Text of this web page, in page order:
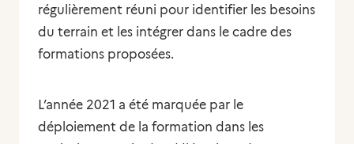
régulièrement réuni pour identifier les besoins
du terrain et les intégrer dans le cadre des
formations proposées.
L’année 2021 a été marquée par le
déploiement de la formation dans les